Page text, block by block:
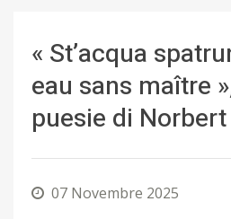
« St’acqua
eau sans maître
puesie di
07 Novembre 2025